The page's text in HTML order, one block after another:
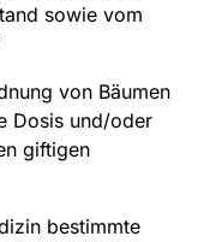
sowie vom
von Bäumen
Dosis und/oder
giftigen
bestimmte